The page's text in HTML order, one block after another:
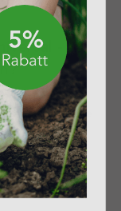
-
Basis für die
in die